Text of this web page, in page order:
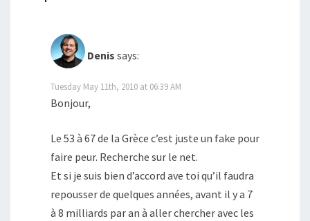
Denis says:
Tuesday May 11th, 2010 at 06:39 AM
Bonjour,
Le 53 à 67 de la Grèce c’est juste un fake pour
faire peur. Recherche sur le net.
Et si je suis bien d’accord ave toi qu’il faudra
repousser de quelques années, avant il y a 7
à 8 milliards par an à aller chercher avec les